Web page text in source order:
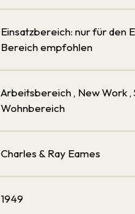
Einsatzbereich: nur für den
Bereich empfohlen
Arbeitsbereich , New Work ,
Wohnbereich
Charles & Ray Eames
1949